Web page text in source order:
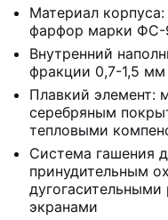
Материал
фарфор марки ФС-
Внутренний
фракции 0,7-1,5 мм
Плавкий элемент:
серебряным
тепловыми
Система гашения
принудительным
экранами